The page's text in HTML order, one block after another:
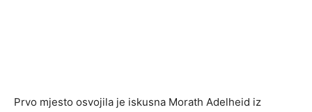
Prvo mjesto osvojila je iskusna Morath Adelheid iz